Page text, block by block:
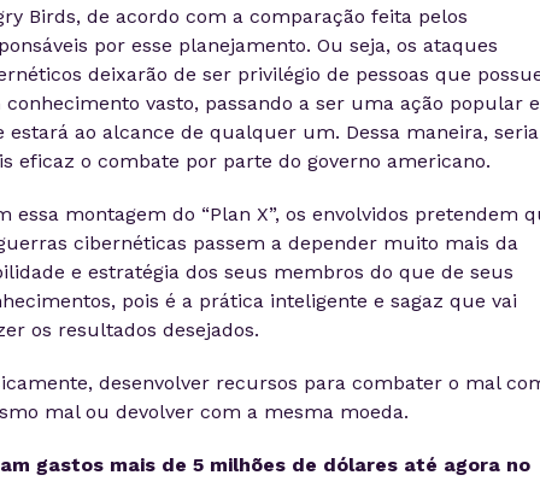
Birds, de acordo com a comparação feita pelos
por esse planejamento. Ou seja, os ataques
deixarão de ser privilégio de pessoas que
vasto, passando a ser uma ação popular e
estará ao alcance de qualquer um. Dessa maneira, seria
eficaz o combate por parte do governo americano.
essa montagem do “Plan X”, os envolvidos pretendem
cibernéticas passem a depender muito mais da
e estratégia dos seus membros do que de seus
pois é a prática inteligente e sagaz que vai
os resultados desejados.
desenvolver recursos para combater o mal
mal ou devolver com a mesma moeda.
gastos mais de 5 milhões de dólares até agora no